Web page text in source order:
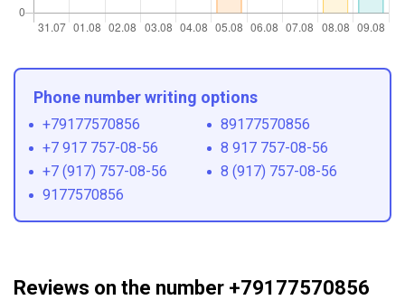
Phone number writing options
+79177570856
89177570856
+7 917 757-08-56
8 917 757-08-56
+7 (917) 757-08-56
8 (917) 757-08-56
9177570856
Reviews on the number +79177570856